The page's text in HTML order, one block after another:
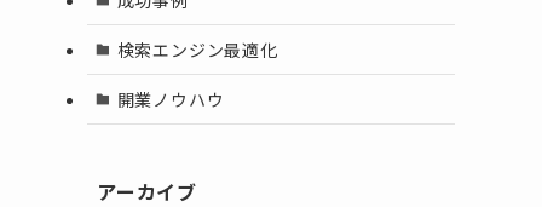
検索エンジン最適化
開業ノウハウ
アーカイブ